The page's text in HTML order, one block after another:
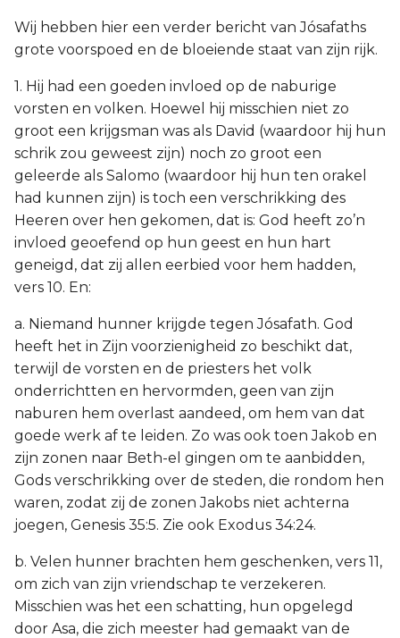
Wij hebben hier een verder bericht van Jósafaths
grote voorspoed en de bloeiende staat van zijn rijk.
1. Hij had een goeden invloed op de naburige
vorsten en volken. Hoewel hij misschien niet zo
groot een krijgsman was als David (waardoor hij hun
schrik zou geweest zijn) noch zo groot een
geleerde als Salomo (waardoor hij hun ten orakel
had kunnen zijn) is toch een verschrikking des
Heeren over hen gekomen, dat is: God heeft zo’n
invloed geoefend op hun geest en hun hart
geneigd, dat zij allen eerbied voor hem hadden,
vers 10. En:
a. Niemand hunner krijgde tegen Jósafath. God
heeft het in Zijn voorzienigheid zo beschikt dat,
terwijl de vorsten en de priesters het volk
onderrichtten en hervormden, geen van zijn
naburen hem overlast aandeed, om hem van dat
goede werk af te leiden. Zo was ook toen Jakob en
zijn zonen naar Beth-el gingen om te aanbidden,
Gods verschrikking over de steden, die rondom hen
waren, zodat zij de zonen Jakobs niet achterna
joegen, Genesis 35:5. Zie ook Exodus 34:24.
b. Velen hunner brachten hem geschenken, vers 11,
om zich van zijn vriendschap te verzekeren.
Misschien was het een schatting, hun opgelegd
door Asa, die zich meester had gemaakt van de